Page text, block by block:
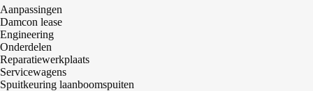
Aanpassingen
Damcon lease
Engineering
Onderdelen
Reparatiewerkplaats
Servicewagens
Spuitkeuring laanboomspuiten